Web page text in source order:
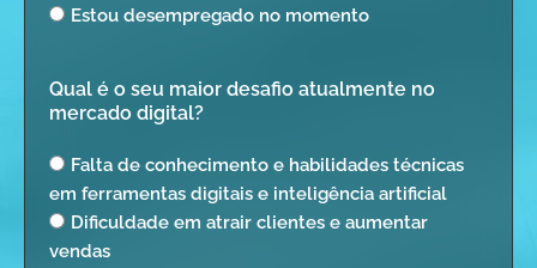
Estou desempregado no momento
Qual é o seu maior desafio atualmente no
mercado digital?
Falta de conhecimento e habilidades técnicas
em ferramentas digitais e inteligência artificial
Dificuldade em atrair clientes e aumentar
vendas